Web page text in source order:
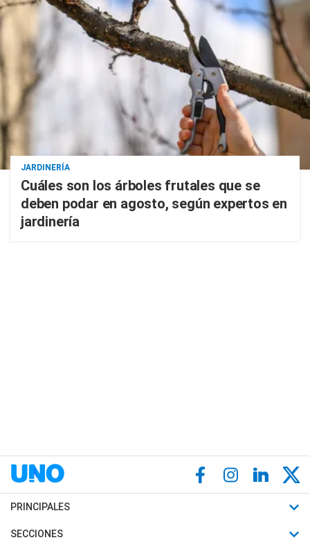
JARDINERÍA
Cuáles son los árboles frutales que se
deben podar en agosto, según expertos en
jardinería
PRINCIPALES
Últimas Noticias
SECCIONES